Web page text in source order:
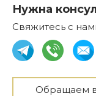
Нужна
Свяжитесь с
Обращаем